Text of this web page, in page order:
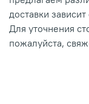
доставки
Для уточнения
пожалуйста,